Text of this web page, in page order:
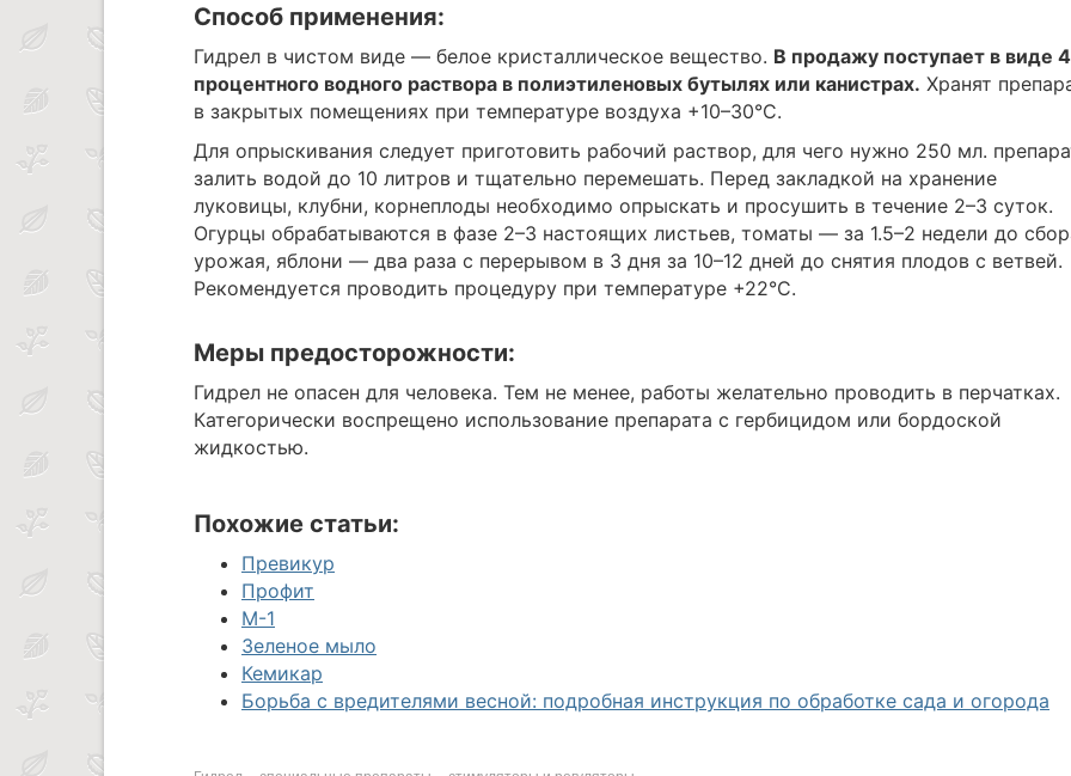
Способ применения:
Гидрел в чистом виде — белое кристаллическое вещество. В продажу поступает в виде
процентного водного раствора в полиэтиленовых бутылях или канистрах. Хранят
в закрытых помещениях при температуре воздуха +10–30°C.
Для опрыскивания следует приготовить рабочий раствор, для чего нужно 250 мл.
залить водой до 10 литров и тщательно перемешать. Перед закладкой на хранение
луковицы, клубни, корнеплоды необходимо опрыскать и просушить в течение 2–3 суток.
Огурцы обрабатываются в фазе 2–3 настоящих листьев, томаты — за 1.5–2 недели до
урожая, яблони — два раза с перерывом в 3 дня за 10–12 дней до снятия плодов с ветвей.
Рекомендуется проводить процедуру при температуре +22°C.
Меры предосторожности:
Гидрел не опасен для человека. Тем не менее, работы желательно проводить в перчатках.
Категорически воспрещено использование препарата с гербицидом или бордоской
жидкостью.
Похожие статьи:
Превикур
Профит
М-1
Зеленое мыло
Кемикар
Борьба с вредителями весной: подробная инструкция по обработке сада и огорода